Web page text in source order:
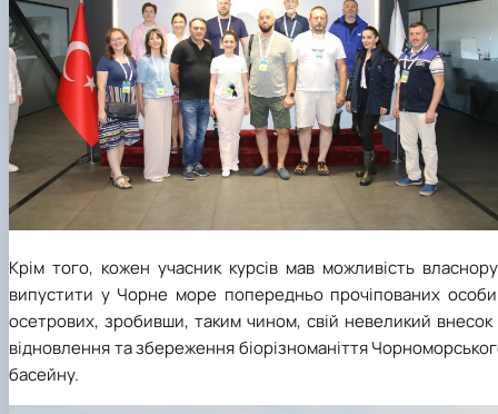
Крім того, кожен учасник курсів мав можливість
випустити у Чорне море попередньо прочіпованих
осетрових, зробивши, таким чином, свій невеликий внесок
відновлення та збереження біорізноманіття
басейну.